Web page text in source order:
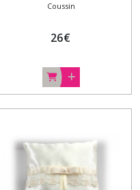
Noeud et dentelle b
Coussin
26€